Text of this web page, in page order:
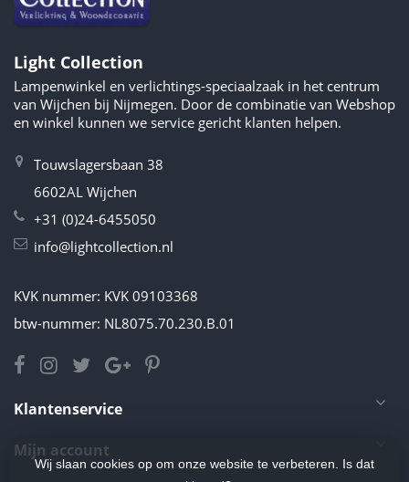
Light Collection
Lampenwinkel en verlichtings-speciaalzaak in het centrum
van Wijchen bij Nijmegen. Door de combinatie van Webshop
en winkel kunnen we service gericht klanten helpen.
Touwslagersbaan 38
6602AL Wijchen
+31 (0)24-6455050
info@lightcollection.nl
KVK nummer: KVK 09103368
btw-nummer: NL8075.70.230.B.01
Klantenservice
Mijn account
Wij slaan cookies op om onze website te verbeteren. Is dat